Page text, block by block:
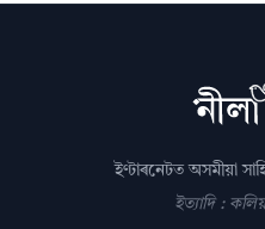
ইণ্টাৰনেটত অসমীয়া
ইত্যাদি :